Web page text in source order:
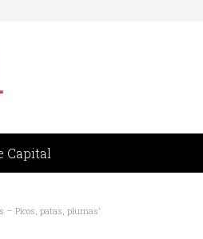
Capital
– Picos, patas, plumas’